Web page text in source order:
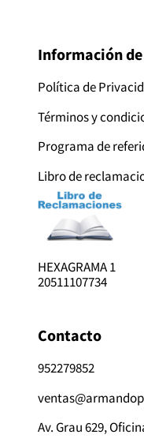
Información
Política de
Términos y
Programa de
Libro de
HEXAGRAMA 1
20511107734
Contacto
952279852
Av. Grau 629,